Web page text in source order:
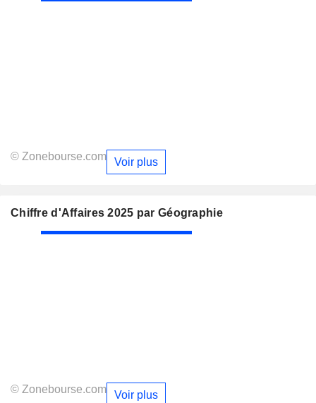
© Zonebourse.com Voir plus
Chiffre d'Affaires 2025 par Géographie
© Zonebourse.com Voir plus